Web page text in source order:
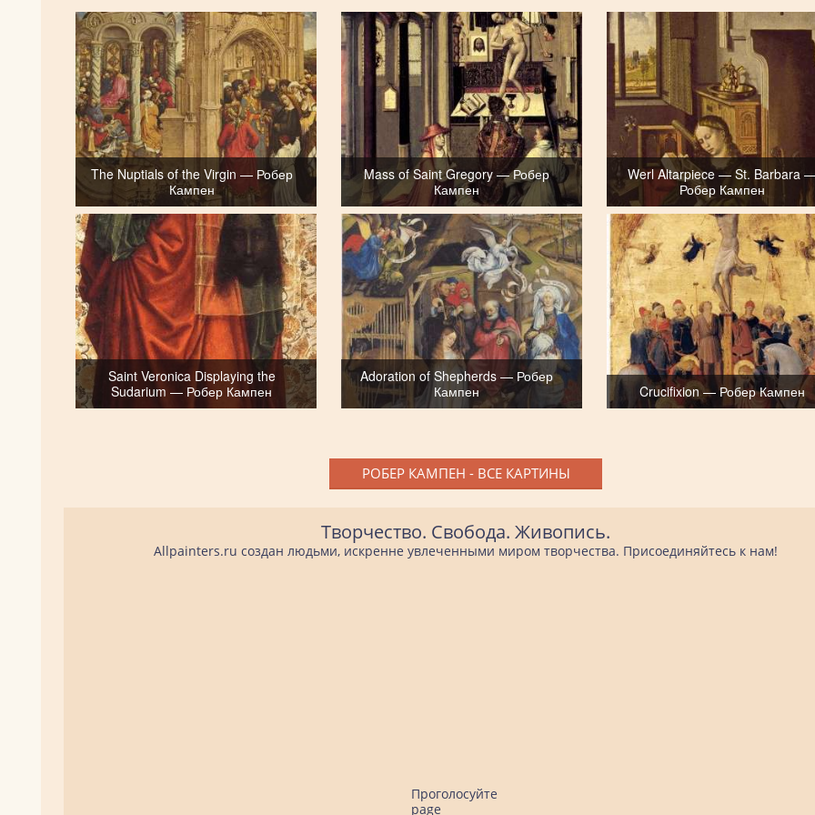
The Nuptials of the Virgin — Робер
Кампен
Mass of Saint Gregory — Робер
Кампен
Werl Altarpiece — St. Barbara
Робер Кампен
Saint Veronica Displaying the
Sudarium — Робер Кампен
Adoration of Shepherds — Робер
Кампен
Crucifixion — Робер Кампен
РОБЕР КАМПЕН - ВСЕ КАРТИНЫ
Творчество. Свобода. Живопись.
Allpainters.ru создан людьми, искренне увлеченными миром творчества. Присоединяйтесь к нам!
Проголосуйте
page